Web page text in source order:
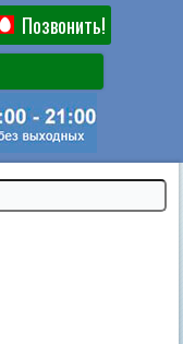
Позвонить!